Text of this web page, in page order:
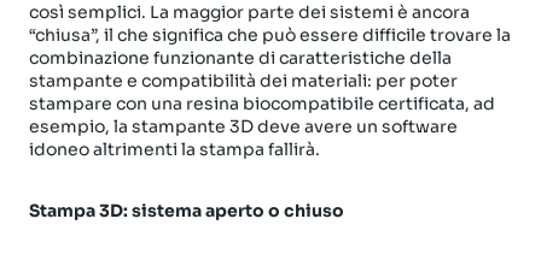
così semplici. La maggior parte dei sistemi è ancora
“chiusa”, il che significa che può essere difficile trovare la
combinazione funzionante di caratteristiche della
stampante e compatibilità dei materiali: per poter
stampare con una resina biocompatibile certificata, ad
esempio, la stampante 3D deve avere un software
idoneo altrimenti la stampa fallirà.
Stampa 3D: sistema aperto o chiuso